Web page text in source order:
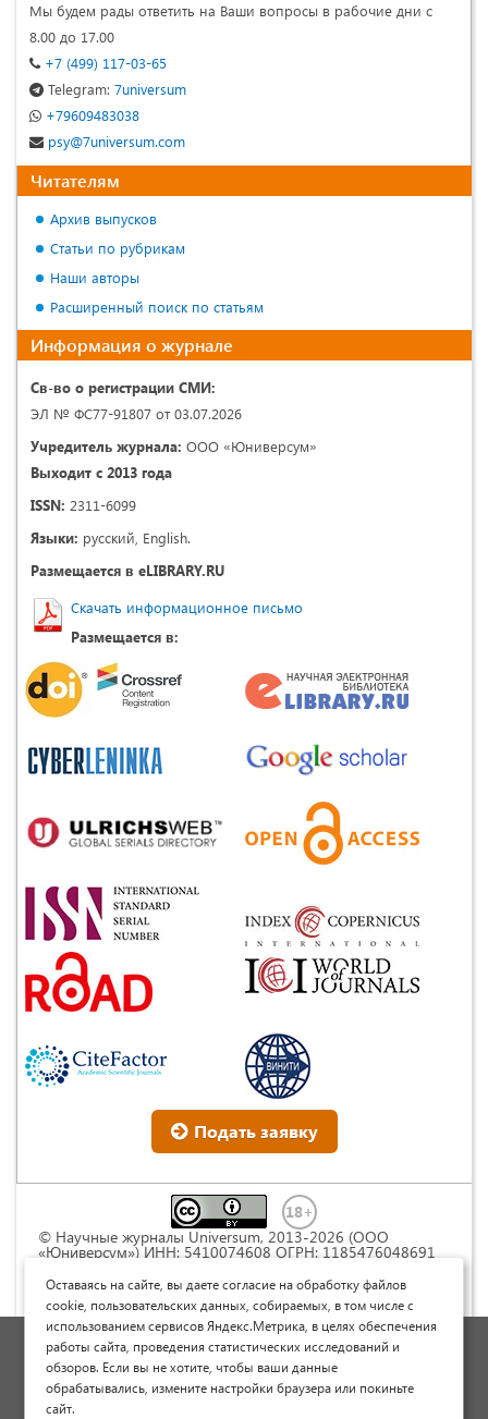
Мы будем рады ответить на Ваши вопросы в рабочие дни с
8.00 до 17.00
+7 (499) 117-03-65
Telegram: 7universum
+79609483038
psy@7universum.com
Читателям
Архив выпусков
Статьи по рубрикам
Наши авторы
Расширенный поиск по статьям
Информация о журнале
Св-во о регистрации СМИ:
ЭЛ № ФС77-91807 от 03.07.2026
Учредитель журнала: ООО «Юниверсум»
Выходит с 2013 года
ISSN: 2311-6099
Языки: русский, English.
Размещается в eLIBRARY.RU
Скачать информационное письмо
Размещается в:
Подать заявку
© Научные журналы Universum, 2013-2026 (ООО
«Юниверсум») ИНН: 5410074608 ОГРН: 1185476048691
Commons « Attribution» («Атрибуция») 4.0
Непортированная
Политика обработки персональных данных
Договор оферты
Опубликовать научную статью
Оставаясь на сайте, вы даете согласие на обработку файлов
cookie, пользовательских данных, собираемых, в том числе с
использованием сервисов Яндекс.Метрика, в целях обеспечения
работы сайта, проведения статистических исследований и
обзоров. Если вы не хотите, чтобы ваши данные
обрабатывались, измените настройки браузера или покиньте
сайт.